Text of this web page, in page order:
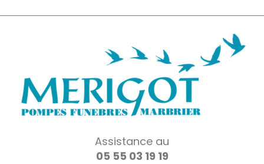
Assistance au
05 55 03 19 19